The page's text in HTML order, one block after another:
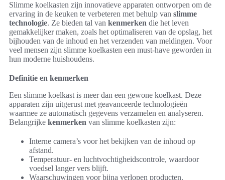
Slimme koelkasten zijn innovatieve apparaten ontworpen om de
ervaring in de keuken te verbeteren met behulp van slimme
technologie. Ze bieden tal van kenmerken die het leven
gemakkelijker maken, zoals het optimaliseren van de opslag, het
bijhouden van de inhoud en het verzenden van meldingen. Voor
veel mensen zijn slimme koelkasten een must-have geworden in
hun moderne huishoudens.
Definitie en kenmerken
Een slimme koelkast is meer dan een gewone koelkast. Deze
apparaten zijn uitgerust met geavanceerde technologieën
waarmee ze automatisch gegevens verzamelen en analyseren.
Belangrijke kenmerken van slimme koelkasten zijn:
Interne camera’s voor het bekijken van de inhoud op
afstand.
Temperatuur- en luchtvochtigheidscontrole, waardoor
voedsel langer vers blijft.
Waarschuwingen voor bijna verlopen producten.